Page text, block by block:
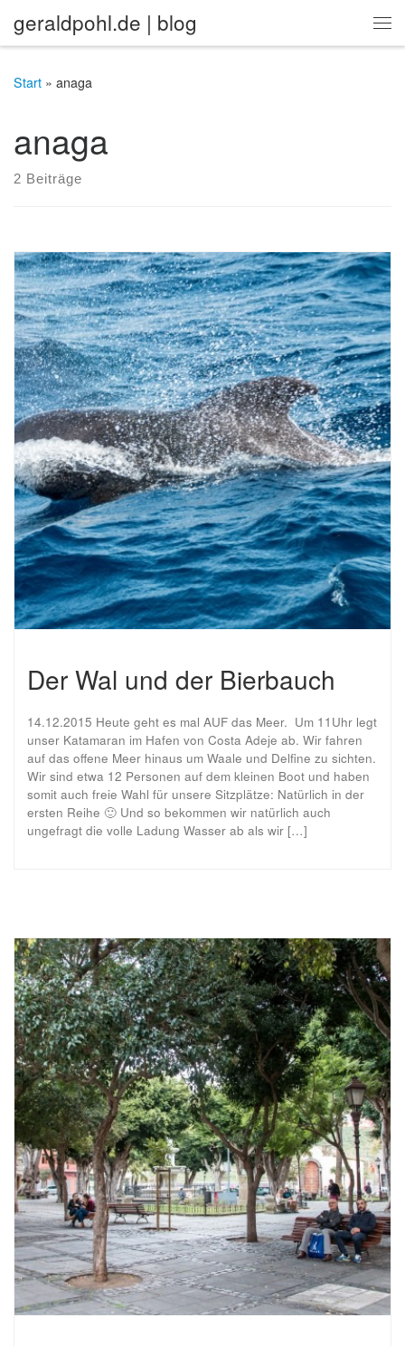
Zum Inhalt springen
geraldpohl.de | blog
Start » anaga
anaga
2 Beiträge
Der Wal und der Bierbauch
14.12.2015 Heute geht es mal AUF das Meer. Um 11Uhr legt
unser Katamaran im Hafen von Costa Adeje ab. Wir fahren
auf das offene Meer hinaus um Waale und Delfine zu sichten.
Wir sind etwa 12 Personen auf dem kleinen Boot und haben
somit auch freie Wahl für unsere Sitzplätze: Natürlich in der
ersten Reihe 🙂 Und so bekommen wir natürlich auch
ungefragt die volle Ladung Wasser ab als wir […]